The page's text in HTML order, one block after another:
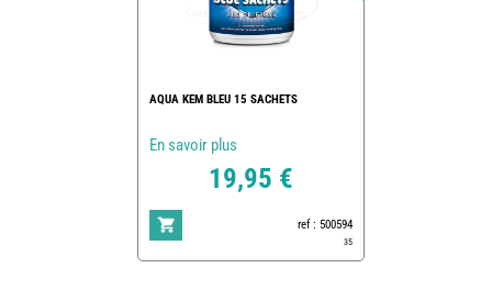
AQUA KEM BLEU 15 SACHETS
En savoir plus
19,95 €
ref : 500594
35